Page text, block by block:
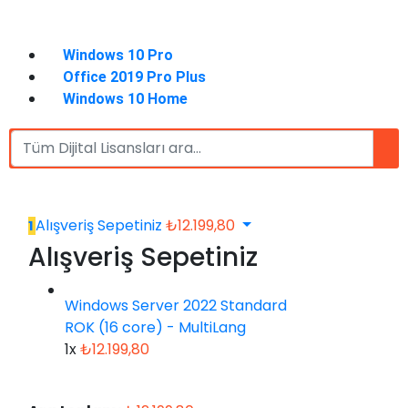
Windows 10 Pro
Office 2019 Pro Plus
Windows 10 Home
1Alışveriş Sepetiniz ₺12.199,80
Alışveriş Sepetiniz
Windows Server 2022 Standard
ROK (16 core) - MultiLang
1x₺12.199,80